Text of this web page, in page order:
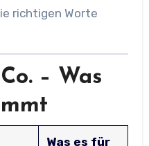
richtigen Worte
– Was
Was es für